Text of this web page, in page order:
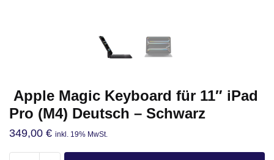
Apple Magic Keyboard für 11″ iPad
Pro (M4) Deutsch – Schwarz
349,00 € inkl. 19% MwSt.